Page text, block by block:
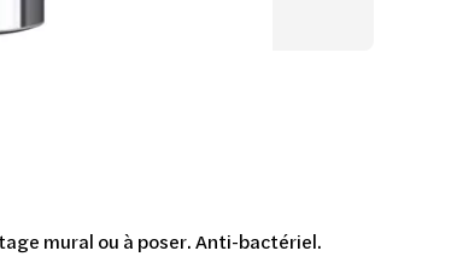
mural ou à poser. Anti-bactériel.